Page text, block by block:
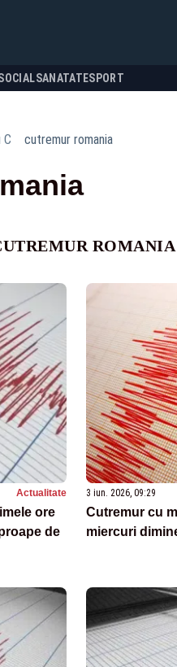
SANATATESPORT
cutremur romania
Actualitate
ore
de
3 iun. 2026, 09:29
Cutremur cu
miercuri